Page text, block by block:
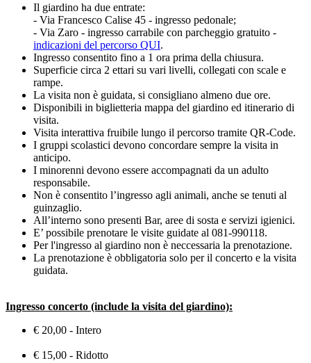
Il giardino ha due entrate:
- Via Francesco Calise 45 - ingresso pedonale;
- Via Zaro - ingresso carrabile con parcheggio gratuito -
indicazioni del percorso QUI.
Ingresso consentito fino a 1 ora prima della chiusura.
Superficie circa 2 ettari su vari livelli, collegati con scale e
rampe.
La visita non è guidata, si consigliano almeno due ore.
Disponibili in biglietteria mappa del giardino ed itinerario di
visita.
Visita interattiva fruibile lungo il percorso tramite QR-Code.
I gruppi scolastici devono concordare sempre la visita in
anticipo.
I minorenni devono essere accompagnati da un adulto
responsabile.
Non è consentito l’ingresso agli animali, anche se tenuti al
guinzaglio.
All’interno sono presenti Bar, aree di sosta e servizi igienici.
E’ possibile prenotare le visite guidate al 081-990118.
Per l'ingresso al giardino non è neccessaria la prenotazione.
La prenotazione è obbligatoria solo per il concerto e la visita
guidata.
Ingresso concerto (include la visita del giardino):
€ 20,00 - Intero
€ 15,00 - Ridotto